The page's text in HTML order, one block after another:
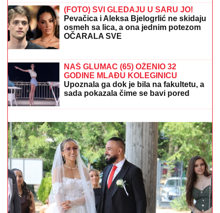
GLUMCEM, MREŽE SE USIJALE OD
REAKCIJA, lajkovao i NOLE:
"PRIJATELJI ZA CEO ŽIVOT" (FOTO)
osmeh sa lica, a ona jednim potezom
OČARALA SVE
NEOBIČAN POTEZ HRVATA:
Klub promenio ime,
zvaće se po evroligašu